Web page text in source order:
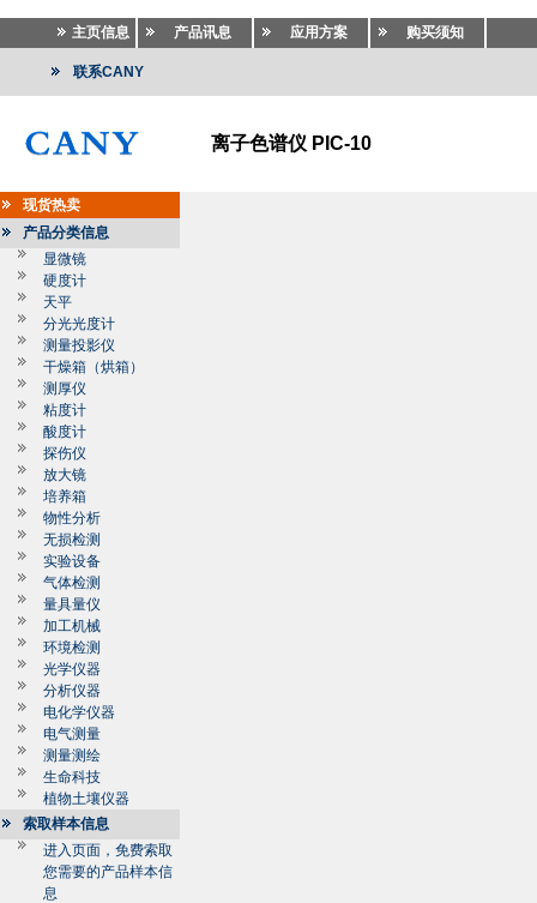
主页信息 产品讯息 应用方案 购买须知
联系CANY
离子色谱仪 PIC-10
现货热卖
产品分类信息
显微镜
硬度计
天平
分光光度计
测量投影仪
干燥箱（烘箱）
测厚仪
粘度计
酸度计
探伤仪
放大镜
培养箱
物性分析
无损检测
实验设备
气体检测
量具量仪
加工机械
环境检测
光学仪器
分析仪器
电化学仪器
电气测量
测量测绘
生命科技
植物土壤仪器
索取样本信息
进入页面，免费索取
您需要的产品样本信
息